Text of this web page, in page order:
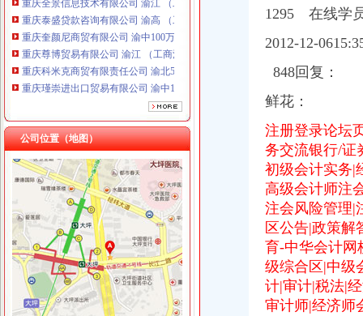
重庆泰盛贷款咨询有限公司 渝高 （工商注册）
重庆奎颜尼商贸有限公司 渝中100万 （工商注册）
重庆尊博贸易有限公司 渝江 （工商注册）
重庆科米克商贸有限责任公司 渝北50万 （工商注册）
重庆瑾崇进出口贸易有限公司 渝中100万 （进出口权）
重庆斯帕索商贸有限公司 渝中500万 （进出口权）
重庆德谋生产力促进中心有限公司 渝大10万 （工商注册）
成都国科海博信息技术股份有限公司重庆分公司 渝江 （工商注册）
公司位置（地图）
重庆办税务登记证
求助！！分公司关于办理税务登记证之事-职场人生-广州妈妈论坛
【税务代理】_税务代理公司大全_税务代理价格_顺企网
非立核算分公司要办税务登记证吗·温州晚报
供应重庆个体工商户如何办理pos机（刷卡机）_重庆POS机_重庆对
【合肥长江批发市场税务登记|税务登记证办理|代理税务登记】-合肥赶
1295 在线学
2012-12-
848回复：
鲜花：
注册登录论坛
务交流银行/证
初级会计实务|
高级会计师注
注会风险管理|
区公告|政策解
育-中华会计网
级综合区|中级
计|审计|税法|
审计师|经济师